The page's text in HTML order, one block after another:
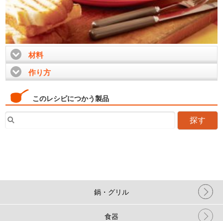
材料click to expand contents
作り方
このレシピにつかう製品
探す
鍋・グリル
食器